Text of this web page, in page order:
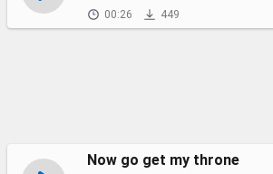
00:26 449
Now go get my throne